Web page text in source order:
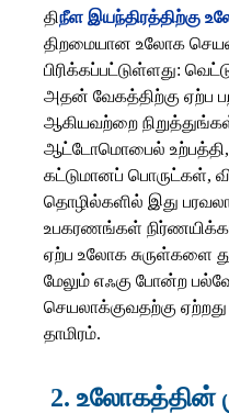
திநீள இயந்திரத்திற்கு
திறமையான உலோக
பிரிக்கப்பட்டுள்ளது:
அதன் வேகத்திற்கு ஏற்ப
ஆகியவற்றை
ஆட்டோமொபைல் உற்பத்தி,
கட்டுமானப் பொருட்கள்,
தொழில்களில் இது
உபகரணங்கள்
ஏற்ப உலோக சுருள்களை
மேலும் எஃகு போன்ற
செயலாக்குவதற்கு
தாமிரம்.
2. உலோகத்தின்